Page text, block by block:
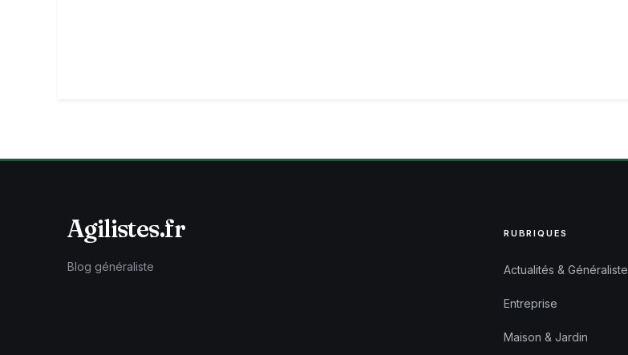
Agilistes.fr
Blog généraliste
RUBRIQUES
Actualités & Généraliste
Entreprise
Maison & Jardin